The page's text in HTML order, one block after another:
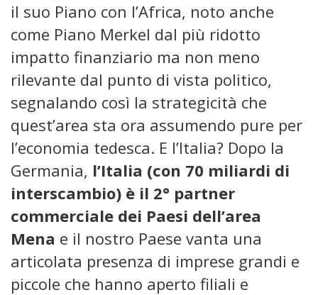
il suo Piano con l’Africa, noto anche
come Piano Merkel dal più ridotto
impatto finanziario ma non meno
rilevante dal punto di vista politico,
segnalando così la strategicità che
quest’area sta ora assumendo pure per
l’economia tedesca. E l’Italia? Dopo la
Germania, l’Italia (con 70 miliardi di
interscambio) è il 2° partner
commerciale dei Paesi dell’area
Mena e il nostro Paese vanta una
articolata presenza di imprese grandi e
piccole che hanno aperto filiali e